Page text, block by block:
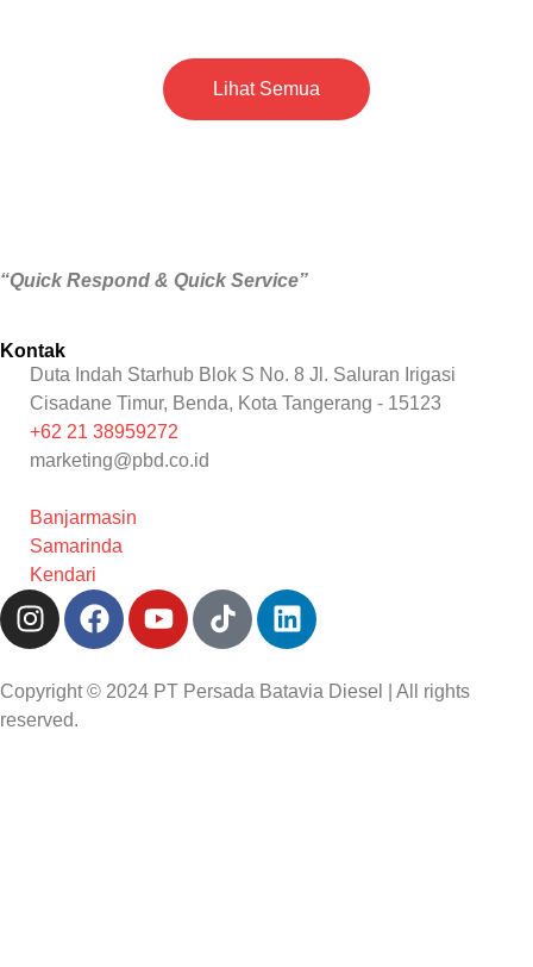
Lihat Semua
“Quick Respond & Quick Service”
Kontak
Duta Indah Starhub Blok S No. 8 Jl. Saluran Irigasi
Cisadane Timur, Benda, Kota Tangerang - 15123
+62 21 38959272
marketing@pbd.co.id
Banjarmasin
Samarinda
Kendari
Copyright © 2024 PT Persada Batavia Diesel | All rights
reserved.